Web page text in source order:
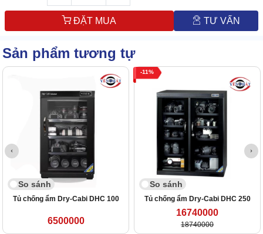
ĐẶT MUA TƯ VẤN
Sản phẩm tương tự
So sánh
Tủ chống ẩm Dry-Cabi DHC 100
6500000
11
So sánh
Tủ chống ẩm Dry-Cabi DHC 250
16740000
18740000